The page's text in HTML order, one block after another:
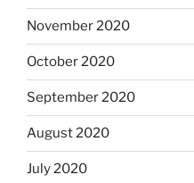
November 2020
October 2020
September 2020
August 2020
July 2020